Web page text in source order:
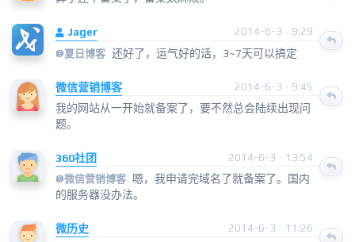
Jager
2014-6-3 · 9:29
@夏日博客 还好了，运气好的话，3~7天可以搞定
微信营销博客 2014-6-3 · 9:45
我的网站从一开始就备案了，要不然总会陆续出现问
题。
360社团
2014-6-3 · 13:54
@微信营销博客 嗯，我申请完域名了就备案了。国内
的服务器没办法。
微历史 2014-6-3 · 11:26